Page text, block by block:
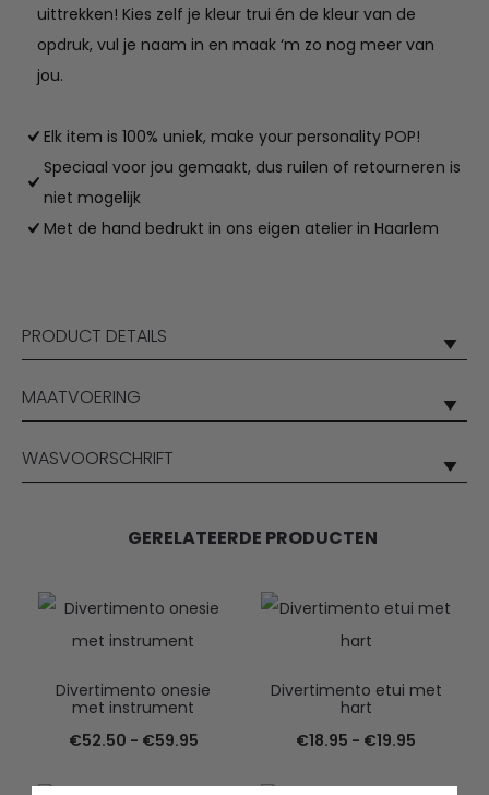
uittrekken! Kies zelf je kleur trui én de kleur van de
opdruk, vul je naam in en maak ‘m zo nog meer van
jou.
Elk item is 100% uniek, make your personality POP!
Speciaal voor jou gemaakt, dus ruilen of retourneren is
niet mogelijk
Met de hand bedrukt in ons eigen atelier in Haarlem
PRODUCT DETAILS
MAATVOERING
WASVOORSCHRIFT
GERELATEERDE PRODUCTEN
Divertimento onesie
met instrument
€52.50 - €59.95Prijsklasse:
Divertimento etui met
hart
€18.95 - €19.95